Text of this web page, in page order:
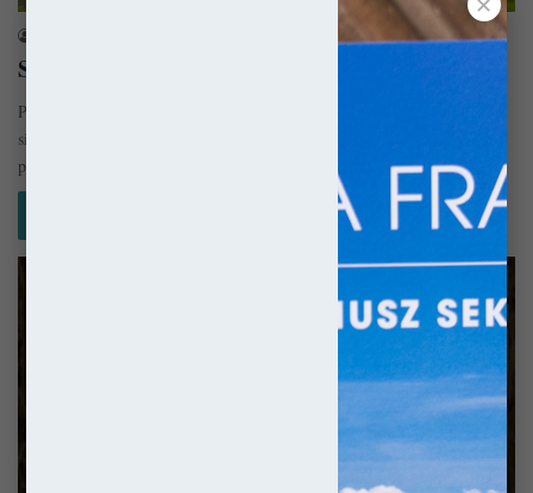
Saintes – Pełen wachlarz
Położone w regionie Nowa Akwitania niewielkie miasto Saintes szczyci
się całkiem sporym wachlarzem wielowiekowych monumentów. W jego
panoramie znaleźć można…